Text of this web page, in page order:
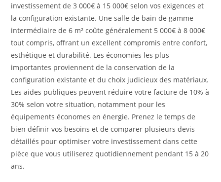
investissement de 3 000€ à 15 000€ selon vos exigences et
la configuration existante. Une salle de bain de gamme
intermédiaire de 6 m² coûte généralement 5 000€ à 8 000€
tout compris, offrant un excellent compromis entre confort,
esthétique et durabilité. Les économies les plus
importantes proviennent de la conservation de la
configuration existante et du choix judicieux des matériaux.
Les aides publiques peuvent réduire votre facture de 10% à
30% selon votre situation, notamment pour les
équipements économes en énergie. Prenez le temps de
bien définir vos besoins et de comparer plusieurs devis
détaillés pour optimiser votre investissement dans cette
pièce que vous utiliserez quotidiennement pendant 15 à 20
ans.